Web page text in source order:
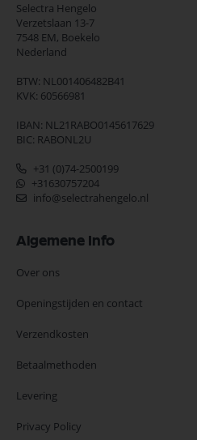
Selectra Hengelo
Verzetslaan 13-7
7548 EM, Boekelo
Nederland
BTW: NL001406482B41
KVK: 60566981
IBAN: NL21RABO0145617629
BIC: RABONL2U
+31 (0)74-2500199
+31630757204
info@selectrahengelo.nl
Algemene Info
Over ons
Openingstijden en contact
Verzendkosten
Betaalmethoden
Levering
Privacy Policy